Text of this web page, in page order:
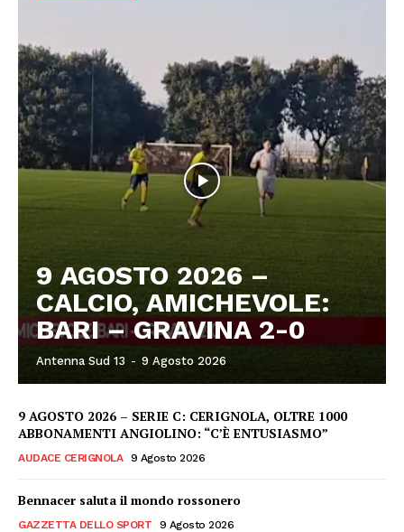
9 AGOSTO 2026 –
CALCIO, AMICHEVOLE:
BARI – GRAVINA 2-0
Antenna Sud 13 - 9 Agosto 2026
9 AGOSTO 2026 – SERIE C: CERIGNOLA, OLTRE 1000
ABBONAMENTI ANGIOLINO: “C’È ENTUSIASMO”
AUDACE CERIGNOLA 9 Agosto 2026
Bennacer saluta il mondo rossonero
GAZZETTA DELLO SPORT 9 Agosto 2026